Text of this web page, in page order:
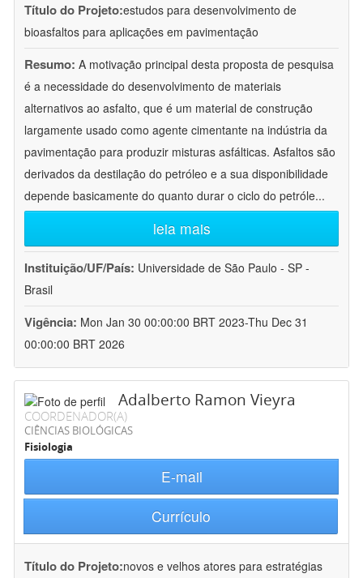
Título do Projeto:estudos para desenvolvimento de
bioasfaltos para aplicações em pavimentação
Resumo: A motivação principal desta proposta de pesquisa
é a necessidade do desenvolvimento de materiais
alternativos ao asfalto, que é um material de construção
largamente usado como agente cimentante na indústria da
pavimentação para produzir misturas asfálticas. Asfaltos são
derivados da destilação do petróleo e a sua disponibilidade
depende basicamente do quanto durar o ciclo do petróle...
leia mais
Instituição/UF/País: Universidade de São Paulo - SP -
Brasil
Vigência: Mon Jan 30 00:00:00 BRT 2023-Thu Dec 31
00:00:00 BRT 2026
Adalberto Ramon Vieyra
COORDENADOR(A)
CIÊNCIAS BIOLÓGICAS
Fisiologia
E-mail
Currículo
Título do Projeto:novos e velhos atores para estratégias